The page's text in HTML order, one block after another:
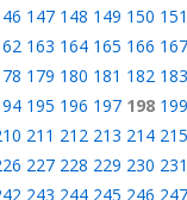
147 148 149 150 151
163 164 165 166 167
179 180 181 182 183
195 196 197 198 199
211 212 213 214 215
227 228 229 230 231
243 244 245 246 247